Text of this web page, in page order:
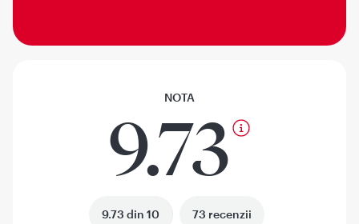
NOTA
9.73
9.73 din 10 73 recenzii